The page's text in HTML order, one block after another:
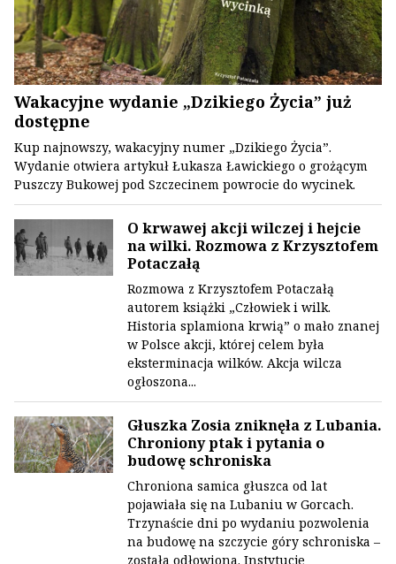
Wakacyjne wydanie „Dzikiego Życia” już
dostępne
Kup najnowszy, wakacyjny numer „Dzikiego Życia”.
Wydanie otwiera artykuł Łukasza Ławickiego o grożącym
Puszczy Bukowej pod Szczecinem powrocie do wycinek.
O krwawej akcji wilczej i hejcie
na wilki. Rozmowa z Krzysztofem
Potaczałą
Rozmowa z Krzysztofem Potaczałą
autorem książki „Człowiek i wilk.
Historia splamiona krwią” o mało znanej
w Polsce akcji, której celem była
eksterminacja wilków. Akcja wilcza
ogłoszona...
Głuszka Zosia zniknęła z Lubania.
Chroniony ptak i pytania o
budowę schroniska
Chroniona samica głuszca od lat
pojawiała się na Lubaniu w Gorcach.
Trzynaście dni po wydaniu pozwolenia
na budowę na szczycie góry schroniska –
została odłowiona. Instytucje